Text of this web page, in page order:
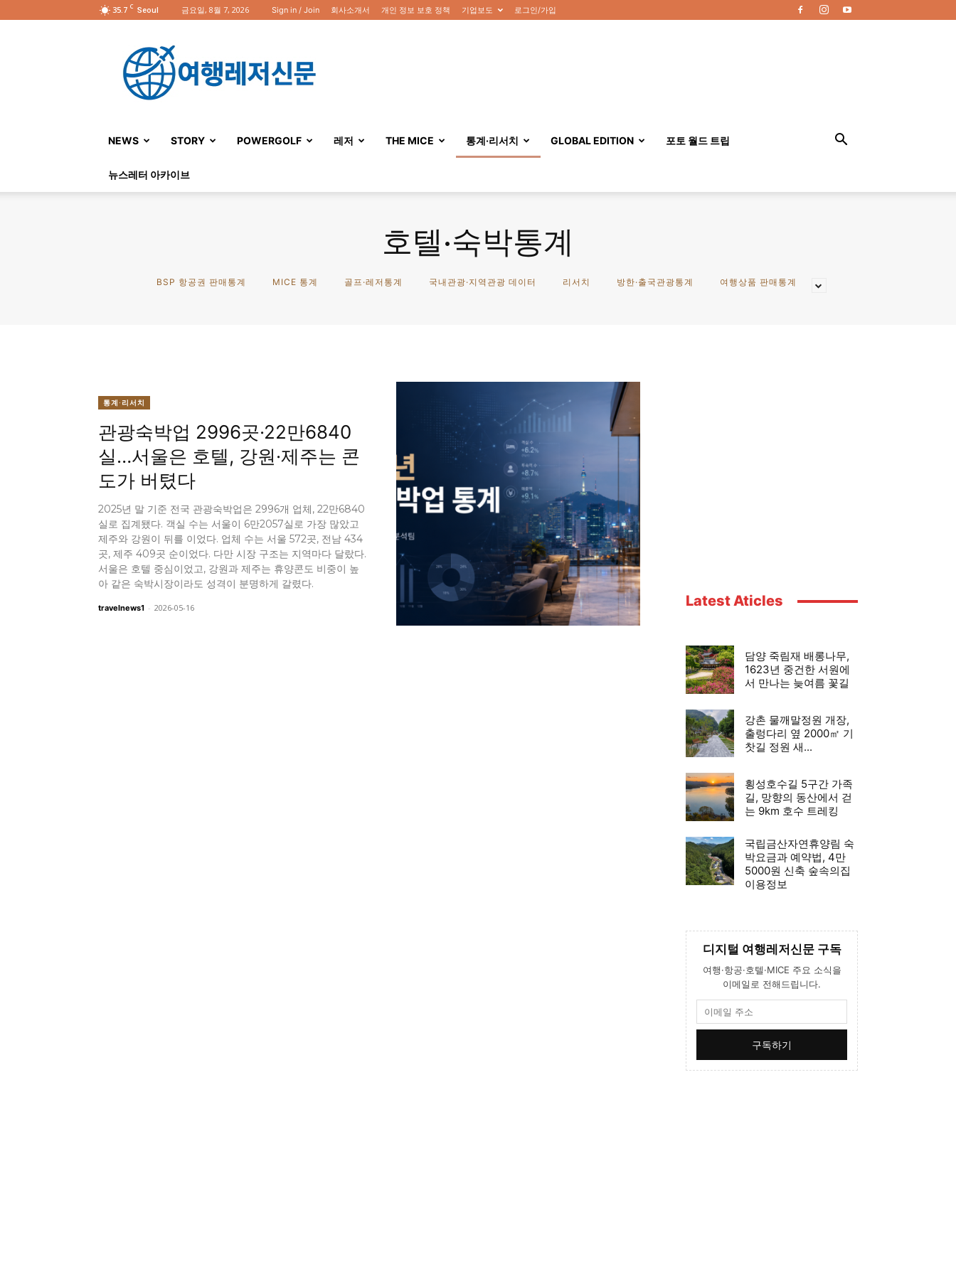
35.7 C Seoul 금요일, 8월 7, 2026 Sign in / Join 회사소개서 개인 정보 보호 정책 기업보도 로그인/가입
행
레
NEWS
STORY POWERGOLF 레저 THE MICE 통계·리서치 GLOBAL EDITION 포토 월드 트립
뉴스레터 아카이브
호텔·숙박통계
BSP 항공권 판매통계 MICE 통계 골프·레저통계 국내관광·지역관광 데이터 리서치 방한·출국관광통계 여행상품 판매통계
통계·리서치
관광숙박업 2996곳·22만6840
실…서울은 호텔, 강원·제주는 콘
도가 버텼다
2025년 말 기준 전국 관광숙박업은 2996개 업체, 22만6840
실로 집계됐다. 객실 수는 서울이 6만2057실로 가장 많았고
제주와 강원이 뒤를 이었다. 업체 수는 서울 572곳, 전남 434
곳, 제주 409곳 순이었다. 다만 시장 구조는 지역마다 달랐다.
서울은 호텔 중심이었고, 강원과 제주는 휴양콘도 비중이 높
아 같은 숙박시장이라도 성격이 분명하게 갈렸다.
travelnews1 - 2026-05-16 Latest Aticles
담양 죽림재 배롱나무,
1623년 중건한 서원에
서 만나는 늦여름 꽃길
강촌 물깨말정원 개장,
출렁다리 옆 2000㎡ 기
찻길 정원 새...
횡성호수길 5구간 가족
길, 망향의 동산에서 걷
는 9km 호수 트레킹
국립금산자연휴양림 숙
박요금과 예약법, 4만
5000원 신축 숲속의집
이용정보
디지털 여행레저신문 구독
여행·항공·호텔·MICE 주요 소식을
이메일로 전해드립니다.
구독하기